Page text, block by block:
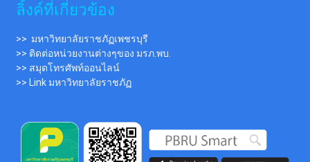
ลิ้งค์ที่เกี่ยวข้อง
>> มหาวิทยาลัยราชภัฏเพชรบุรี
>> ติดต่อหน่วยงานต่างๆของ มรภ.พบ.
>> สมุดโทรศัพท์ออนไลน์
>> Link มหาวิทยาลัยราชภัฏ